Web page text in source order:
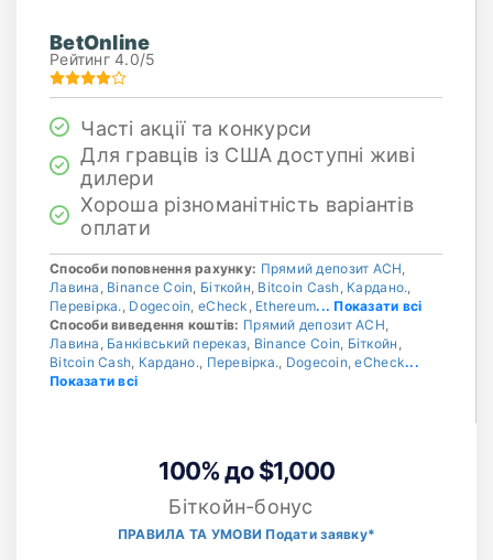
BetOnline
Рейтинг 4.0/5
Часті акції та конкурси
Для гравців із США доступні живі
дилери
Хороша різноманітність варіантів
оплати
Способи поповнення рахунку: Прямий депозит ACH
Лавина Binance Coin Біткойн Bitcoin Cash Кардано.
Перевірка. Dogecoin eCheck Ethereum... Показати всі
Способи виведення коштів: Прямий депозит ACH
Лавина Банківський переказ Binance Coin Біткойн
Bitcoin Cash Кардано. Перевірка. Dogecoin ,eCheck...
Показати всі
100% до $1,000
Біткойн-бонус
ПРАВИЛА ТА УМОВИ Подати заявку*